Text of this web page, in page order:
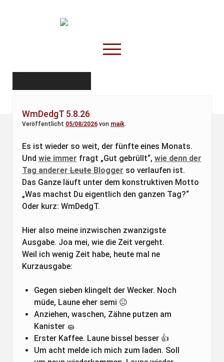
TruckOnline.de
open
menu
facebook
Disposition
WmDedgT 5.8.26
Veröffentlicht 05/08/2026von maik.
Es ist wieder so weit, der fünfte eines Monats.
Und wie immer fragt „Gut gebrüllt“, wie denn der
Tag andererLeuteBlogger so verlaufen ist.
Das Ganze läuft unter dem konstruktiven Motto
„Was machst Du eigentlich den ganzen Tag?“
Oder kurz: WmDedgT.
Hier also meine inzwischen zwanzigste
Ausgabe. Joa mei, wie die Zeit vergeht.
Weil ich wenig Zeit habe, heute mal ne
Kurzausgabe:
Gegen sieben klingelt der Wecker. Noch
müde, Laune eher semi 😐
Anziehen, waschen, Zähne putzen am
Kanister 🧽
Erster Kaffee. Laune bissel besser 👍
Um acht melde ich mich zum laden. Soll